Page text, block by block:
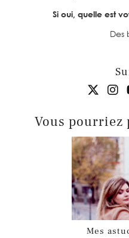
Si oui, quelle est
Des
Vous pourriez
Mes